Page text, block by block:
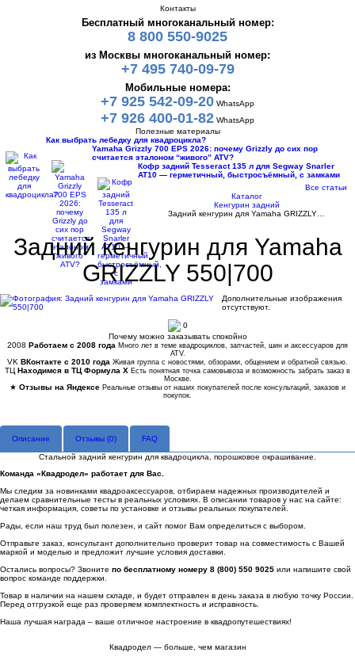
Контакты
Бесплатный многоканальный номер:
8 800 550-9025
из Москвы многоканальный номер:
+7 495 740-09-79
Мобильные номера:
+7 925 542-09-20 WhatsApp
+7 926 400-01-82 WhatsApp
Полезные материалы
Как выбрать лебедку для квадроцикла?
Yamaha Grizzly 700 EPS 2026: почему Grizzly до сих пор
считается эталоном “живого” ATV?
Кофр задний Tesseract 135 л для Segway Snarler
AT10 — герметичный, быстросъёмный, с замками
Все статьи
Каталог
Кенгурин задний
Задний кенгурин для Yamaha GRIZZLY…
Задний кенгурин для Yamaha
GRIZZLY 550|700
Дополнительные изображения
отсутствуют.
0
Почему можно заказывать спокойно
2008 Работаем с 2008 года Много лет в теме квадроциклов, запчастей, шин и аксессуаров для
ATV.
VK ВКонтакте с 2010 года Живая группа с новостями, обзорами, общением и обратной связью.
ТЦ Находимся в ТЦ Формула Х Есть понятная точка самовывоза и возможность забрать заказ в
Москве.
★ Отзывы на Яндексе Реальные отзывы от наших покупателей после консультаций, заказов и
покупок.
Описание Отзывы (0) FAQ
Стальной задний кенгурин для квадроцикла, порошковое окрашивание.
Команда «Квадродел» работает для Вас.
Мы следим за новинками квадроаксессуаров, отбираем надежных производителей и
делаем сравнительные тесты в реальных условиях. В описании товаров у нас на сайте:
четкая информация, советы по установке и отзывы реальных покупателей.
Рады, если наш труд был полезен, и сайт помог Вам определиться с выбором.
Отправьте заказ, консультант дополнительно проверит товар на совместимость с Вашей
маркой и моделью и предложит лучшие условия доставки.
Остались вопросы? Звоните по бесплатному номеру 8 (800) 550 9025 или напишите свой
вопрос команде поддержки.
Товар в наличии на нашем складе, и будет отправлен в день заказа в любую точку России.
Перед отгрузкой еще раз проверяем комплектность и исправность.
Наша лучшая награда – ваше отличное настроение в квадропутешествиях!
Квадродел — больше, чем магазин